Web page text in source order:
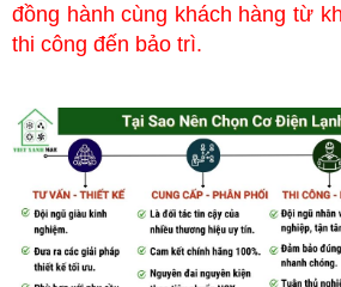
đồng hành cùng khách hàng từ
thi công đến bảo trì.